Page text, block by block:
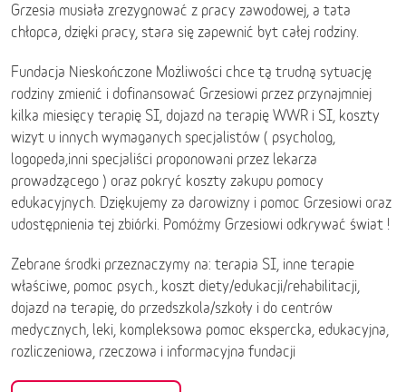
Grzesia musiała zrezygnować z pracy zawodowej, a tata
chłopca, dzięki pracy, stara się zapewnić byt całej rodziny.
Fundacja Nieskończone Możliwości chce tą trudną sytuację
rodziny zmienić i dofinansować Grzesiowi przez przynajmniej
kilka miesięcy terapię SI, dojazd na terapię WWR i SI, koszty
wizyt u innych wymaganych specjalistów ( psycholog,
logopeda,inni specjaliści proponowani przez lekarza
prowadzącego ) oraz pokryć koszty zakupu pomocy
edukacyjnych. Dziękujemy za darowizny i pomoc Grzesiowi oraz
udostępnienia tej zbiórki. Pomóżmy Grzesiowi odkrywać świat !
Zebrane środki przeznaczymy na: terapia SI, inne terapie
właściwe, pomoc psych., koszt diety/edukacji/rehabilitacji,
dojazd na terapię, do przedszkola/szkoły i do centrów
medycznych, leki, kompleksowa pomoc ekspercka, edukacyjna,
rozliczeniowa, rzeczowa i informacyjna fundacji